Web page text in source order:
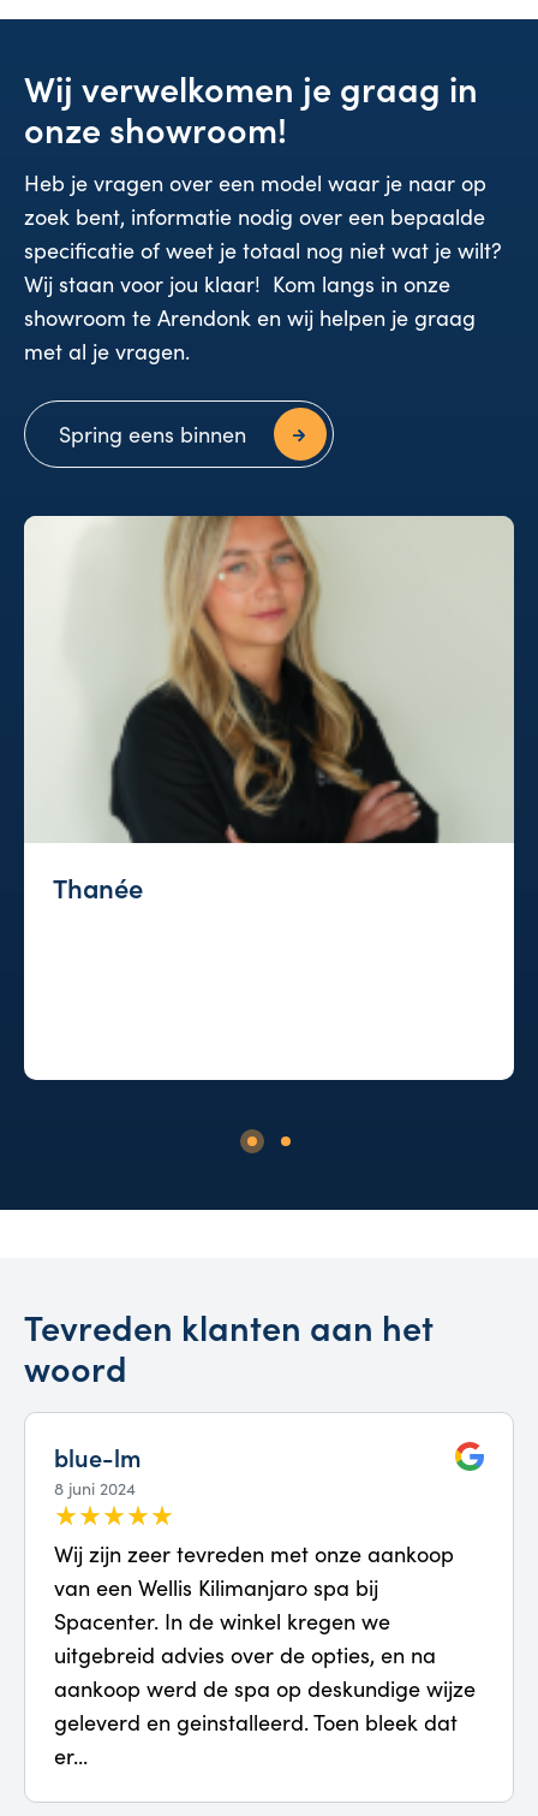
Wij verwelkomen je graag in
onze showroom!
Heb je vragen over een model waar je naar op
zoek bent, informatie nodig over een bepaalde
specificatie of weet je totaal nog niet wat je wilt?
Wij staan voor jou klaar! Kom langs in onze
showroom te Arendonk en wij helpen je graag
met al je vragen.
Spring eens binnen
Thanée
Tevreden klanten aan het
woord
blue-lm
8 juni 2024
Wij zijn zeer tevreden met onze aankoop
van een Wellis Kilimanjaro spa bij
Spacenter. In de winkel kregen we
uitgebreid advies over de opties, en na
aankoop werd de spa op deskundige wijze
geleverd en geinstalleerd. Toen bleek dat
er...